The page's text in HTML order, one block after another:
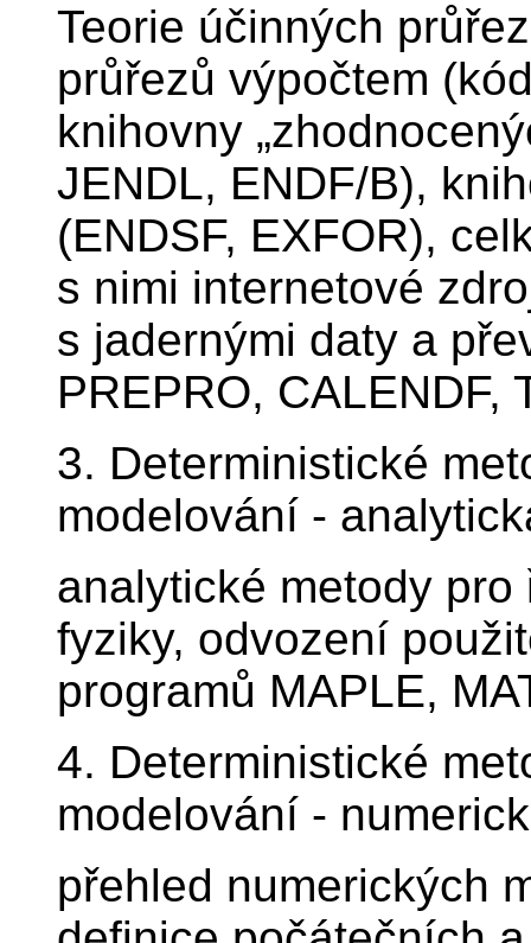
Teorie účinných
průřezů výpočtem
knihovny
JENDL, ENDF/B),
(ENDSF, EXFOR),
s nimi internetové
s jadernými daty a
PREPRO, CALENDF,
3. Deterministické
modelování -
analytické metody
fyziky, odvození
programů MAPLE,
4. Deterministické
modelování -
přehled numerických